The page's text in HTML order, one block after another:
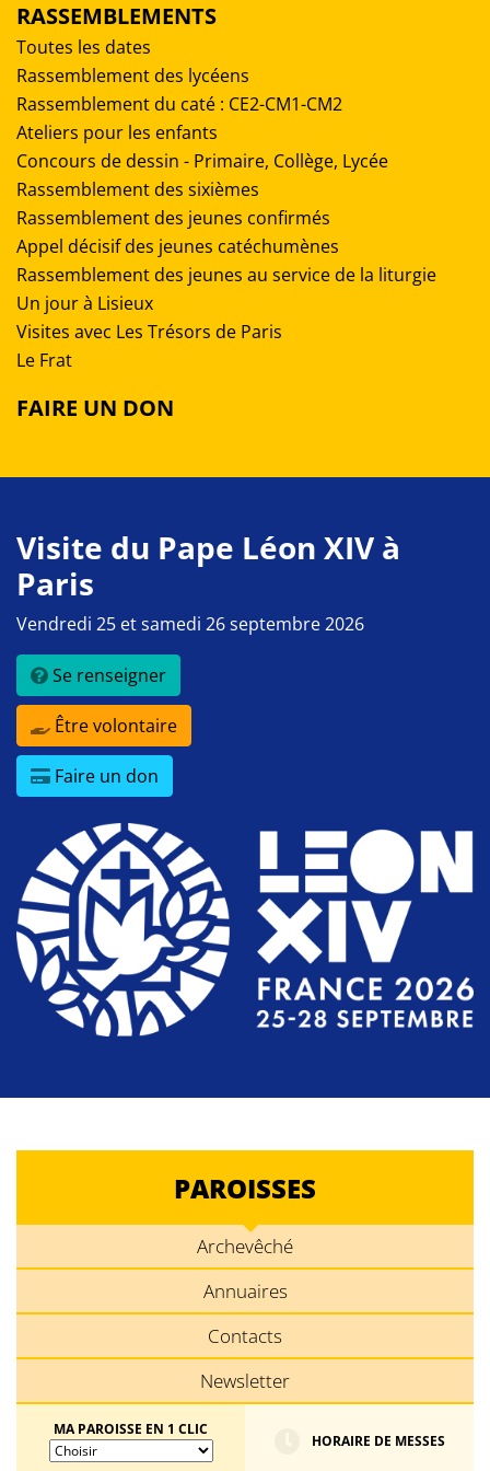
RASSEMBLEMENTS
Toutes les dates
Rassemblement des lycéens
Rassemblement du caté : CE2-CM1-CM2
Ateliers pour les enfants
Concours de dessin - Primaire, Collège, Lycée
Rassemblement des sixièmes
Rassemblement des jeunes confirmés
Appel décisif des jeunes catéchumènes
Rassemblement des jeunes au service de la liturgie
Un jour à Lisieux
Visites avec Les Trésors de Paris
Le Frat
FAIRE UN DON
Visite du Pape Léon XIV à
Paris
Vendredi 25 et samedi 26 septembre 2026
Se renseigner
Être volontaire
Faire un don
PAROISSES
Archevêché
Annuaires
Contacts
Newsletter
MA PAROISSE EN 1 CLIC
HORAIRE DE MESSES